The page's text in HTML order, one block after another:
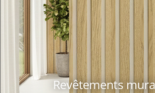
Revêtements